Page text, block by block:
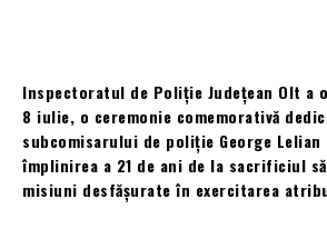
Inspectoratul de Poliție Județean Olt a
8 iulie, o ceremonie comemorativă
subcomisarului de poliție George Lelian
împlinirea a 21 de ani de la sacrificiul
misiuni desfășurate în exercitarea